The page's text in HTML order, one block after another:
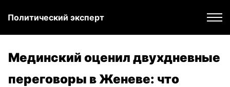
Политический эксперт
Мединский оценил двухдневные
переговоры в Женеве: что